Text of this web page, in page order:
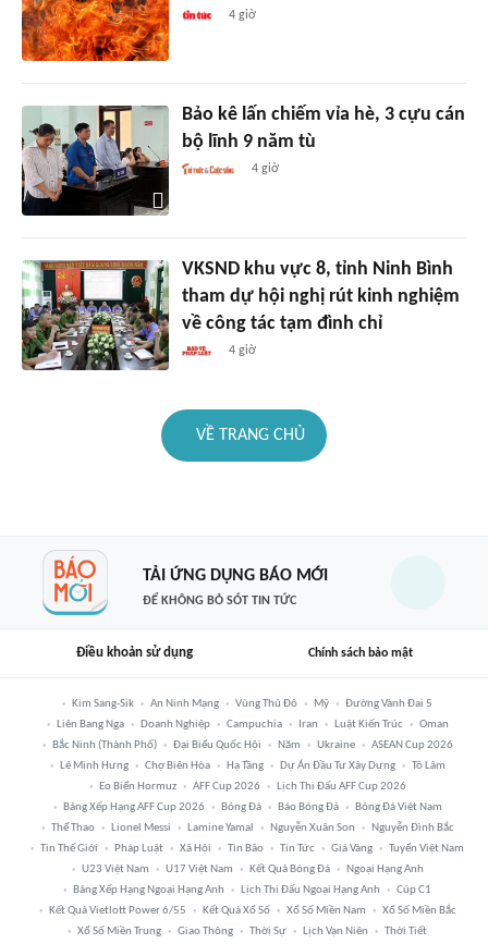
4 giờ
Bảo kê lấn chiếm vỉa hè, 3 cựu cán
bộ lĩnh 9 năm tù
4 giờ
VKSND khu vực 8, tỉnh Ninh Bình
tham dự hội nghị rút kinh nghiệm
về công tác tạm đình chỉ
4 giờ
VỀ TRANG CHỦ
TẢI ỨNG DỤNG BÁO MỚI
ĐỂ KHÔNG BỎ SÓT TIN TỨC
Điều khoản sử dụng Chính sách bảo mật
Kim Sang-Sik An Ninh Mạng Vùng Thủ Đô Mỹ
Đường Vành Đai 5
Liên Bang Nga
Doanh Nghiệp Campuchia Iran Luật Kiến Trúc
Oman
Bắc Ninh (thành Phố)
Đại Biểu Quốc Hội Năm Ukraine
ASEAN Cup 2026
Lê Minh Hưng
Chợ Biên Hòa Hạ Tầng Dự Án Đầu Tư Xây Dựng
Tô Lâm
Eo Biển Hormuz
AFF Cup 2026
Lịch Thi Đấu AFF Cup 2026
Bảng Xếp Hạng AFF Cup 2026
Bóng Đá Báo Bóng Đá
Bóng Đá Việt Nam
Thể Thao
Lionel Messi Lamine Yamal Nguyễn Xuân Son
Nguyễn Đình Bắc
Tin Thế Giới
Pháp Luật Xã Hội Tin Bão Tin Tức Giá Vàng
Tuyển Việt Nam
U23 Việt Nam
U17 Việt Nam Kết Quả Bóng Đá
Ngoại Hạng Anh
Bảng Xếp Hạng Ngoại Hạng Anh
Lịch Thi Đấu Ngoại Hạng Anh
Cúp C1
Kết Quả Vietlott Power 6/55
Kết Quả Xổ Số Xổ Số Miền Nam
Xổ Số Miền Bắc
Xổ Số Miền Trung
Giao Thông Thời Sự Lịch Vạn Niên Thời Tiết